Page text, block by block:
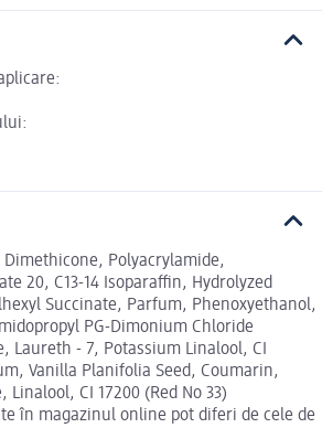
Polyacrylamide,
20, C13-14 Isoparaffin, Hydrolyzed
Succinate, Parfum, Phenoxyethanol,
PG-Dimonium Chloride
Laureth - 7, Potassium Linalool, CI
Vanilla Planifolia Seed, Coumarin,
CI 17200 (Red No 33)
în magazinul online pot diferi de cele de